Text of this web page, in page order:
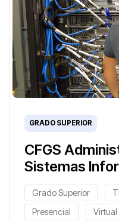
CFGS
Sistemas
GRADO SUPERIOR
Grado Superior
Presencial
Virtual